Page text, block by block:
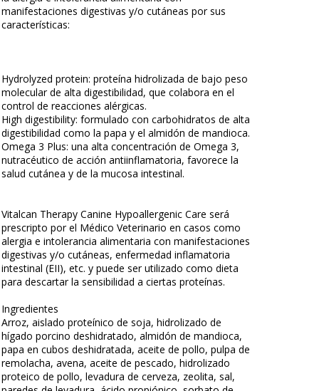
manifestaciones digestivas y/o cutáneas por sus
características:
Hydrolyzed protein: proteína hidrolizada de bajo peso
molecular de alta digestibilidad, que colabora en el
control de reacciones alérgicas.
High digestibility: formulado con carbohidratos de alta
digestibilidad como la papa y el almidón de mandioca.
Omega 3 Plus: una alta concentración de Omega 3,
nutracéutico de acción antiinflamatoria, favorece la
salud cutánea y de la mucosa intestinal.
Vitalcan Therapy Canine Hypoallergenic Care será
prescripto por el Médico Veterinario en casos como
alergia e intolerancia alimentaria con manifestaciones
digestivas y/o cutáneas, enfermedad inflamatoria
intestinal (EII), etc. y puede ser utilizado como dieta
para descartar la sensibilidad a ciertas proteínas.
Ingredientes
Arroz, aislado proteínico de soja, hidrolizado de
hígado porcino deshidratado, almidón de mandioca,
papa en cubos deshidratada, aceite de pollo, pulpa de
remolacha, avena, aceite de pescado, hidrolizado
proteico de pollo, levadura de cerveza, zeolita, sal,